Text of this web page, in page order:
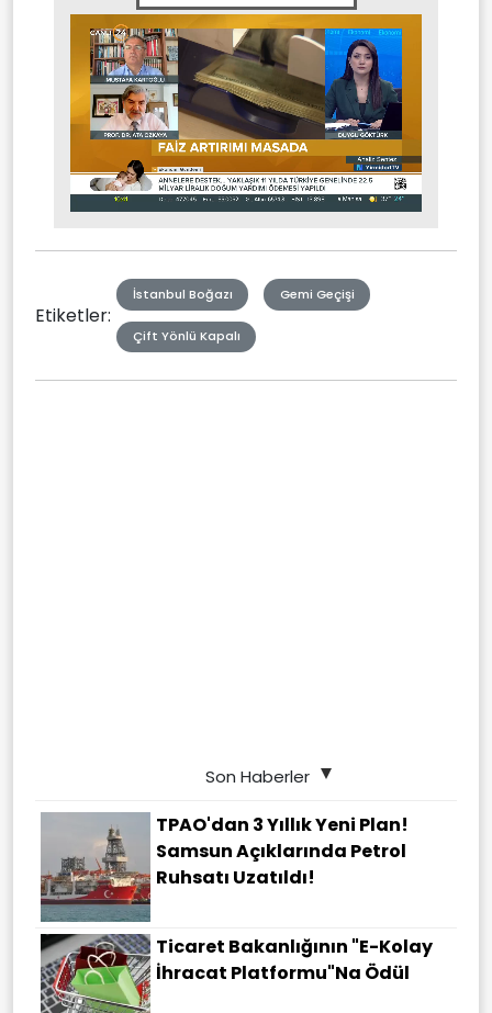
Mute Stream
Etiketler:
İstanbul Boğazı Gemi Geçişi
Çift Yönlü Kapalı
Son Haberler
TPAO'dan 3 Yıllık Yeni Plan!
Samsun Açıklarında Petrol
Ruhsatı Uzatıldı!
Ticaret Bakanlığının "E-Kolay
İhracat Platformu"na Ödül